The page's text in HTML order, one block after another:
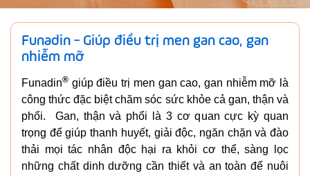
Funadin - Giúp điều trị men gan cao, gan
nhiễm mỡ
Funadin® giúp điều trị men gan cao, gan nhiễm mỡ là
công thức đặc biệt chăm sóc sức khỏe cả gan, thận và
phổi. Gan, thận và phổi là 3 cơ quan cực kỳ quan
trọng để giúp thanh huyết, giải độc, ngăn chặn và đào
thải mọi tác nhân độc hại ra khỏi cơ thể, sàng lọc
những chất dinh dưỡng cần thiết và an toàn để nuôi